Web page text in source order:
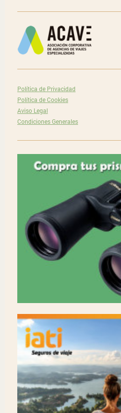
Política de Privacidad
Política de Cookies
Aviso Legal
Condiciones Generales